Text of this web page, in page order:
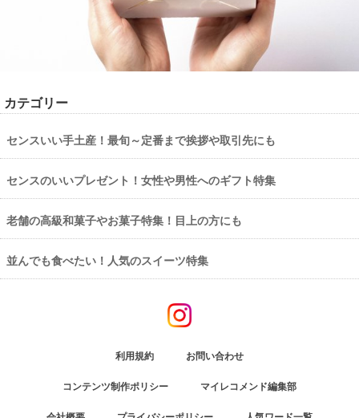
カテゴリー
センスいい手土産！最旬～定番まで挨拶や取引先にも
センスのいいプレゼント！女性や男性へのギフト特集
老舗の高級和菓子やお菓子特集！目上の方にも
並んでも食べたい！人気のスイーツ特集
利用規約 お問い合わせ
コンテンツ制作ポリシー マイレコメンド編集部